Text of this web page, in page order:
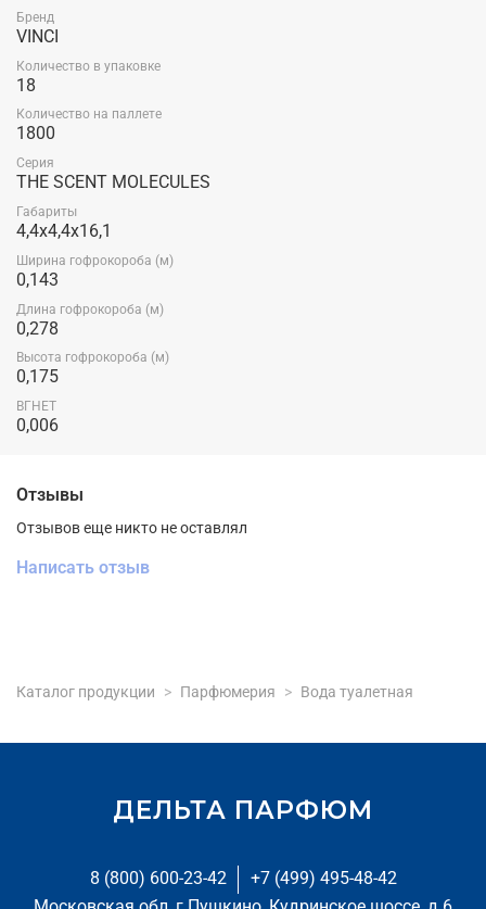
Бренд
VINCI
Количество в упаковке
18
Количество на паллете
1800
Серия
THE SCENT MOLECULES
Габариты
4,4x4,4x16,1
Ширина гофрокороба (м)
0,143
Длина гофрокороба (м)
0,278
Высота гофрокороба (м)
0,175
ВГНЕТ
0,006
Отзывы
Отзывов еще никто не оставлял
Написать отзыв
Каталог продукции Парфюмерия Вода туалетная
8 (800) 600-23-42
+7 (499) 495-48-42
ДЕЛЬТА ПАРФЮМ